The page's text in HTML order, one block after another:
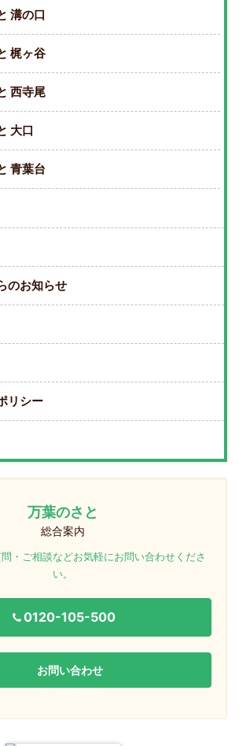
溝の口
梶ヶ谷
西寺尾
大口
青葉台
のお知らせ
リシー
万葉のさと
総合案内
・ご相談などお気軽にお問い合わせくださ
い。
0120-105-500
お問い合わせ